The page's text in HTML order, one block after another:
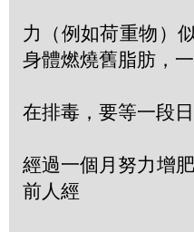
力（例如荷重物）
身體燃燒舊脂肪，
在排毒，要等一段
經過一個月努力增
前人經